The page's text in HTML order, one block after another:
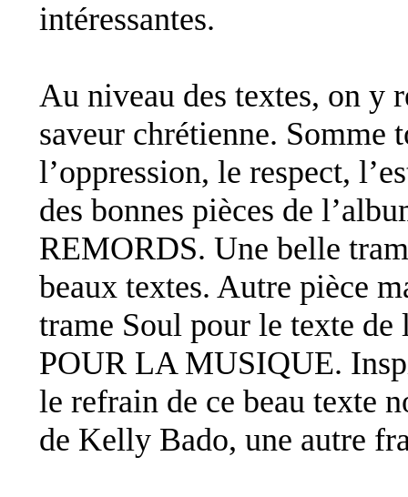
intéressantes.
Au niveau des textes, on y
saveur chrétienne. Somme
l’oppression, le respect,
des bonnes pièces de
REMORDS. Une belle
beaux textes. Autre pièce
trame Soul pour le texte de
POUR LA MUSIQUE.
le refrain de ce beau texte
de Kelly Bado, une autre